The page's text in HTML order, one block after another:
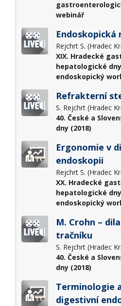
webinář
Rejchrt S. (Hradec
XIX. Hradecké
hepatologické
endoskopický
Refrakterní
S. Rejchrt (Hradec
40. České a
dny (2018)
Ergonomie v
endoskopii
Rejchrt S. (Hradec
XX. Hradecké
hepatologické
endoskopický
M. Crohn –
tračníku
S. Rejchrt (Hradec
40. České a
dny (2018)
Terminologie
digestivní